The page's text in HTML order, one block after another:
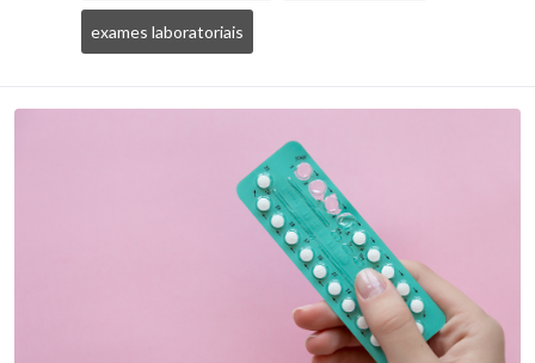
exames laboratoriais